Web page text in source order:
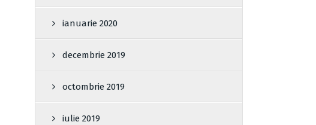
ianuarie 2020
decembrie 2019
octombrie 2019
iulie 2019